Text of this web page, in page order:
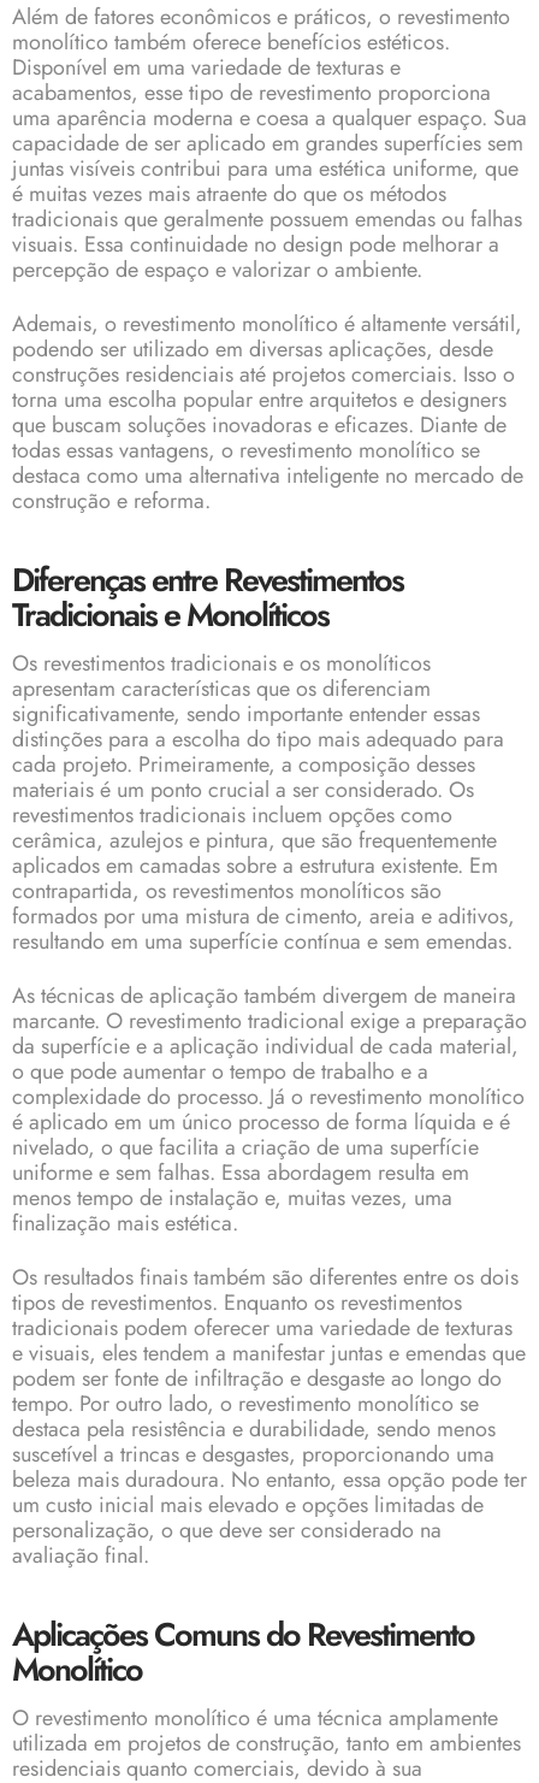
Além de fatores econômicos e práticos, o revestimento
monolítico também oferece benefícios estéticos.
Disponível em uma variedade de texturas e
acabamentos, esse tipo de revestimento proporciona
uma aparência moderna e coesa a qualquer espaço. Sua
capacidade de ser aplicado em grandes superfícies sem
juntas visíveis contribui para uma estética uniforme, que
é muitas vezes mais atraente do que os métodos
tradicionais que geralmente possuem emendas ou falhas
visuais. Essa continuidade no design pode melhorar a
percepção de espaço e valorizar o ambiente.
Ademais, o revestimento monolítico é altamente versátil,
podendo ser utilizado em diversas aplicações, desde
construções residenciais até projetos comerciais. Isso o
torna uma escolha popular entre arquitetos e designers
que buscam soluções inovadoras e eficazes. Diante de
todas essas vantagens, o revestimento monolítico se
destaca como uma alternativa inteligente no mercado de
construção e reforma.
Diferenças entre Revestimentos
Tradicionais e Monolíticos
Os revestimentos tradicionais e os monolíticos
apresentam características que os diferenciam
significativamente, sendo importante entender essas
distinções para a escolha do tipo mais adequado para
cada projeto. Primeiramente, a composição desses
materiais é um ponto crucial a ser considerado. Os
revestimentos tradicionais incluem opções como
cerâmica, azulejos e pintura, que são frequentemente
aplicados em camadas sobre a estrutura existente. Em
contrapartida, os revestimentos monolíticos são
formados por uma mistura de cimento, areia e aditivos,
resultando em uma superfície contínua e sem emendas.
As técnicas de aplicação também divergem de maneira
marcante. O revestimento tradicional exige a preparação
da superfície e a aplicação individual de cada material,
o que pode aumentar o tempo de trabalho e a
complexidade do processo. Já o revestimento monolítico
é aplicado em um único processo de forma líquida e é
nivelado, o que facilita a criação de uma superfície
uniforme e sem falhas. Essa abordagem resulta em
menos tempo de instalação e, muitas vezes, uma
finalização mais estética.
Os resultados finais também são diferentes entre os dois
tipos de revestimentos. Enquanto os revestimentos
tradicionais podem oferecer uma variedade de texturas
e visuais, eles tendem a manifestar juntas e emendas que
podem ser fonte de infiltração e desgaste ao longo do
tempo. Por outro lado, o revestimento monolítico se
destaca pela resistência e durabilidade, sendo menos
suscetível a trincas e desgastes, proporcionando uma
beleza mais duradoura. No entanto, essa opção pode ter
um custo inicial mais elevado e opções limitadas de
personalização, o que deve ser considerado na
avaliação final.
Aplicações Comuns do Revestimento
Monolítico
O revestimento monolítico é uma técnica amplamente
utilizada em projetos de construção, tanto em ambientes
residenciais quanto comerciais, devido à sua